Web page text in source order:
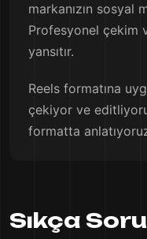
markanızın sosyal
Profesyonel çekim
yansıtır.
Reels formatına
çekiyor ve
formatta
Sıkça